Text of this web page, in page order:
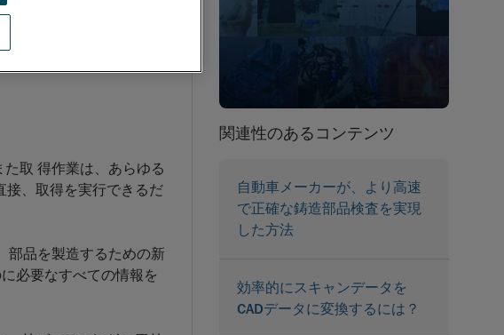
取 得作業は、あらゆる
接、取得を実行できるだ
部品を製造するための新
必要なすべての情報を
関連性のあるコンテンツ
自動車メーカーが、より高速
で正確な鋳造部品検査を実現
した方法
効率的にスキャンデータを
CADデータに変換するには？